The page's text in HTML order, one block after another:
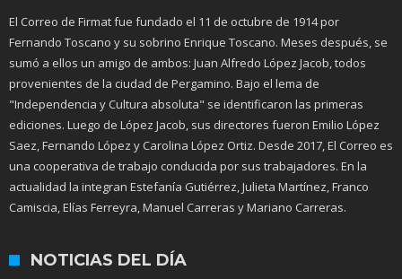
El Correo de Firmat fue fundado el 11 de octubre de 1914 por
Fernando Toscano y su sobrino Enrique Toscano. Meses después, se
sumó a ellos un amigo de ambos: Juan Alfredo López Jacob, todos
provenientes de la ciudad de Pergamino. Bajo el lema de
"Independencia y Cultura absoluta" se identificaron las primeras
ediciones. Luego de López Jacob, sus directores fueron Emilio López
Saez, Fernando López y Carolina López Ortiz. Desde 2017, El Correo es
una cooperativa de trabajo conducida por sus trabajadores. En la
actualidad la integran Estefanía Gutiérrez, Julieta Martínez, Franco
Camiscia, Elías Ferreyra, Manuel Carreras y Mariano Carreras.
NOTICIAS DEL DÍA